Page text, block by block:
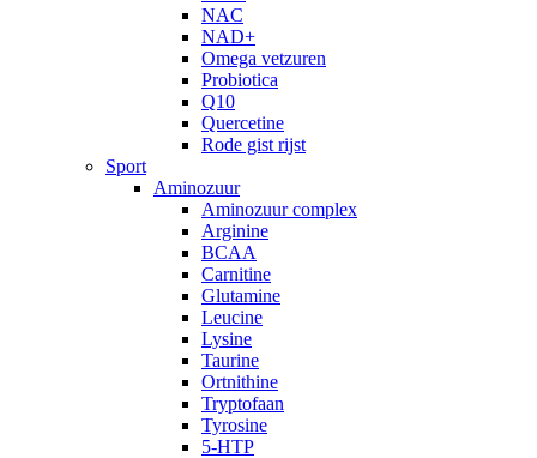
NAC
NAD+
Omega vetzuren
Probiotica
Q10
Quercetine
Rode gist rijst
Sport
Aminozuur
Aminozuur complex
Arginine
BCAA
Carnitine
Glutamine
Leucine
Lysine
Taurine
Ortnithine
Tryptofaan
Tyrosine
5-HTP